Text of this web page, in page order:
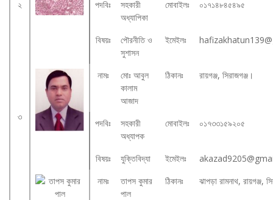
২ পদবিঃ
সহকারী
অধ্যাপিকা
মোবাইলঃ ০১৭১৪৮৪৫৪৯৫
বিষয়ঃ
পৌরনীতি ও
সুশাসন
ইমেইলঃ
৩
নামঃ
মোঃ আবুল
কালাম
আজাদ
ঠিকানঃ রায়গঞ্জ, সিরাজগঞ্জ।
পদবিঃ
সহকারী
অধ্যাপক
মোবাইলঃ ০১৭৩৩১৫৯২০৫
বিষয়ঃ যুক্তিবিদ্যা ইমেইলঃ
নামঃ
তাপস কুমার
পাল
ঠিকানঃ ঝাপড়া রামনাথ, রায়গঞ্জ,